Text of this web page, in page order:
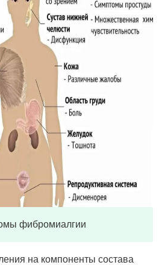
фибромиалгии
на компоненты состава